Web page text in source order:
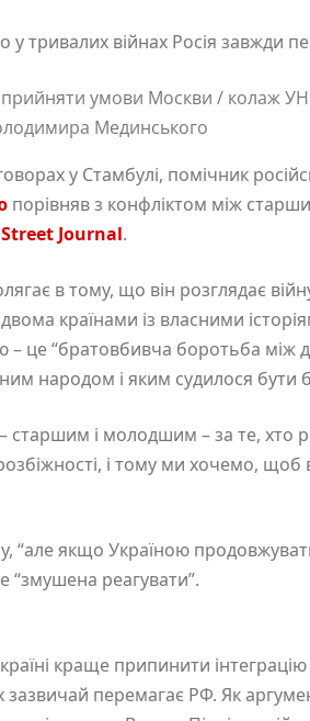
у тривалих війнах Росія завжди
умови Москви / колаж
Мединського
у Стамбулі, помічник
порівняв з конфліктом між
Journal.
в тому, що він розглядає
країнами із власними
– це “братовбивча боротьба
народом і яким судилося
старшим і молодшим – за те, хто
і тому ми хочемо, щоб
“але якщо Україною
“змушена реагувати”.
краще припинити інтеграцію
перемагає РФ. Як